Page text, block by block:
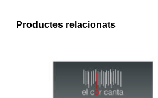
Productes relacionats